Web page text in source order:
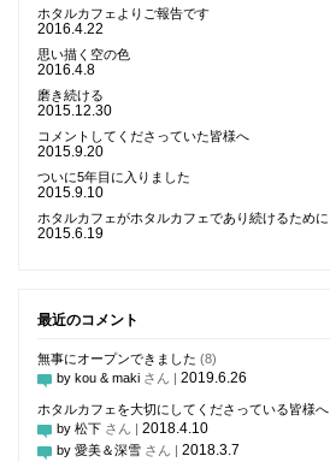
ホタルカフェよりご報告です
2016.4.22
思い描く空の色
2016.4.8
磨き続ける
2015.12.30
コメントしてくださっていた皆様へ
2015.9.20
ついに5年目に入りました
2015.9.10
ホタルカフェがホタルカフェであり続けるために
2015.6.19
最近のコメント
無事にオープンできました (8)
by kou & maki さん | 2019.6.26
ホタルカフェを大切にしてくださっている皆様へ
by 松下 さん | 2018.4.10
by 愛美＆深雪 さん | 2018.3.7